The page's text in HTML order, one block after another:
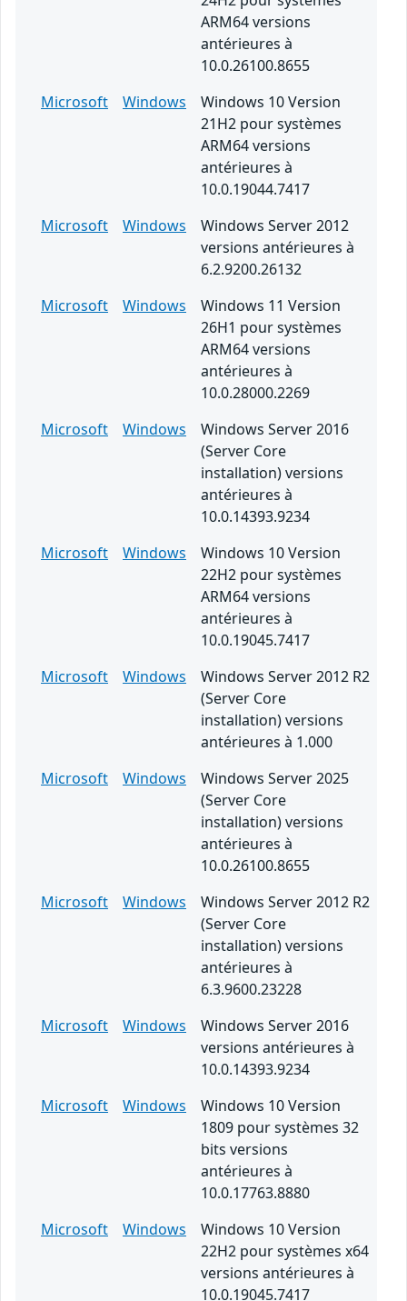
ARM64 versions
antérieures à
10.0.26100.8655
Microsoft
Windows
Windows 10 Version
21H2 pour systèmes
ARM64 versions
antérieures à
10.0.19044.7417
Microsoft
Windows
Windows Server 2012
versions antérieures à
6.2.9200.26132
Microsoft
Windows
Windows 11 Version
26H1 pour systèmes
ARM64 versions
antérieures à
10.0.28000.2269
Microsoft
Windows
Windows Server 2016
(Server Core
installation) versions
antérieures à
10.0.14393.9234
Microsoft
Windows
Windows 10 Version
22H2 pour systèmes
ARM64 versions
antérieures à
10.0.19045.7417
Microsoft
Windows
Windows Server 2012 R2
(Server Core
installation) versions
antérieures à 1.000
Microsoft
Windows
Windows Server 2025
(Server Core
installation) versions
antérieures à
10.0.26100.8655
Microsoft
Windows
Windows Server 2012 R2
(Server Core
installation) versions
antérieures à
6.3.9600.23228
Microsoft
Windows
Windows Server 2016
versions antérieures à
10.0.14393.9234
Microsoft
Windows
Windows 10 Version
1809 pour systèmes 32
bits versions
antérieures à
10.0.17763.8880
Microsoft
Windows
Windows 10 Version
22H2 pour systèmes x64
versions antérieures à
10.0.19045.7417